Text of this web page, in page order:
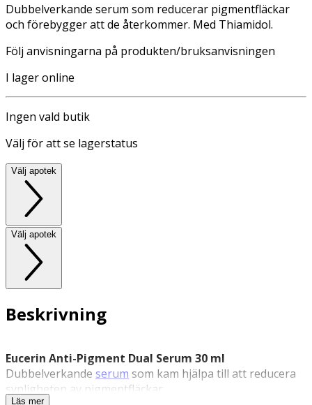
Dubbelverkande serum som reducerar pigmentfläckar
och förebygger att de återkommer. Med Thiamidol.
Följ anvisningarna på produkten/bruksanvisningen
I lager online
Ingen vald butik
Välj för att se lagerstatus
Välj apotek
Välj apotek
Beskrivning
Eucerin Anti-Pigment Dual Serum 30 ml
Dubbelverkande serum som kam hjälpa till att reducera
synligheten av pigmentfläckar.
Läs mer